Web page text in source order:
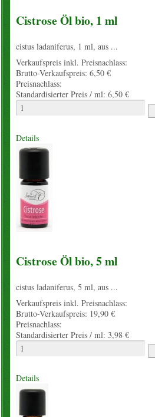
Cistrose Öl bio, 1 ml
cistus ladaniferus, 1 ml, aus ...
Verkaufspreis inkl. Preisnachlass:
Brutto-Verkaufspreis: 6,50 €
Preisnachlass:
Standardisierter Preis / ml: 6,50 €
Details
Cistrose Öl bio, 5 ml
cistus ladaniferus, 5 ml, aus ...
Verkaufspreis inkl. Preisnachlass:
Brutto-Verkaufspreis: 19,90 €
Preisnachlass:
Standardisierter Preis / ml: 3,98 €
Details